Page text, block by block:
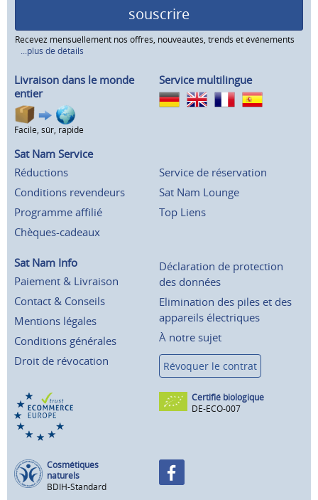
souscrire
Recevez mensuellement nos offres, nouveautés, trends et événements
...plus de détails
Livraison dans le monde
entier
Facile, sûr, rapide
Service multilingue
Sat Nam Service
Réductions
Conditions revendeurs
Programme affilié
Chèques-cadeaux
Service de réservation
Sat Nam Lounge
Top Liens
Sat Nam Info
Paiement & Livraison
Contact & Conseils
Mentions légales
Conditions générales
Droit de révocation
Déclaration de protection
des données
Elimination des piles et des
appareils électriques
À notre sujet
Révoquer le contrat
Certifié biologique
DE-ECO-007
Cosmétiques
naturels
BDIH-Standard